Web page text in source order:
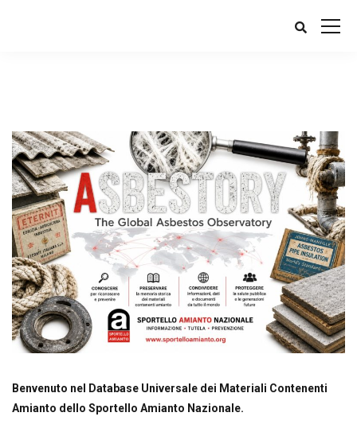
Benvenuto nel Database Universale dei Materiali Contenenti
Amianto dello Sportello Amianto Nazionale.